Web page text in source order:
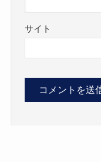
サイト